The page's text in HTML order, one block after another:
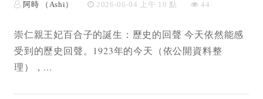
阿時 （Ashi） 2026-06-04 上午 10 點 44
崇仁親王妃百合子的誕生：歷史的回聲 今天依然能感
受到的歷史回聲。1923年的今天（依公開資料整
理），...